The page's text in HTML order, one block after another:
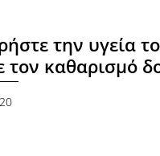
την υγεία
τον καθαρισμό